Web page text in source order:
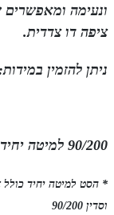
ונעימה ומאפשרים
ציפה דו צדדית.
ניתן להזמין
90/200 למיטה יחיד
וסדין 90/200